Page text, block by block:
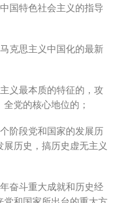
国特色社会主义的指导
克思主义中国化的最新
义最本质的特征的，攻
党的核心地位的；
阶段党和国家的发展历
历史，搞历史虚无主义
奋斗重大成就和历史经